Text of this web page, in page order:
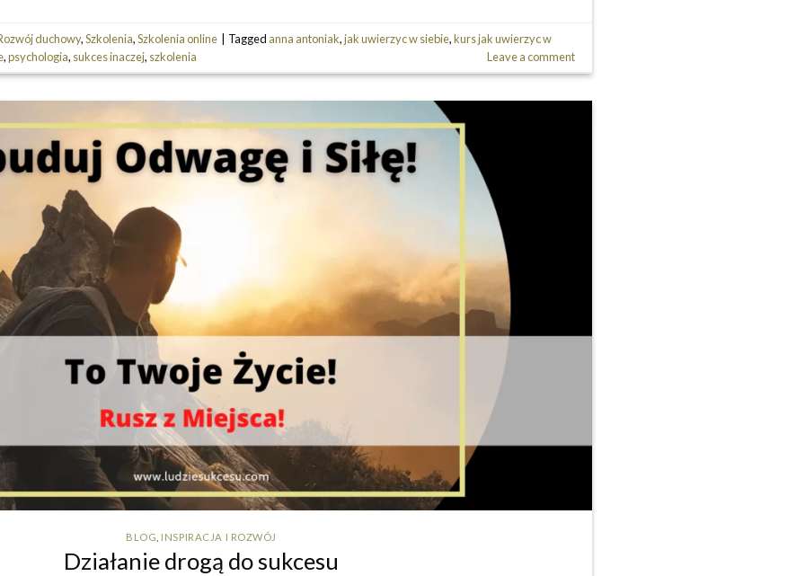
duchowy,Szkolenia,Szkolenia online Tagged anna antoniak,jak uwierzyc w siebie,kurs jak uwierzyc w
,psychologia, sukces inaczej, szkolenia Leave a comment
BLOG INSPIRACJA I ROZWÓJ
Działanie drogą do sukcesu